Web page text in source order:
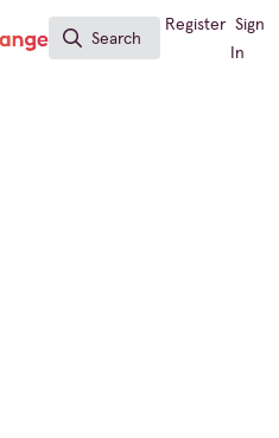
Search
Search
Register Sign
In